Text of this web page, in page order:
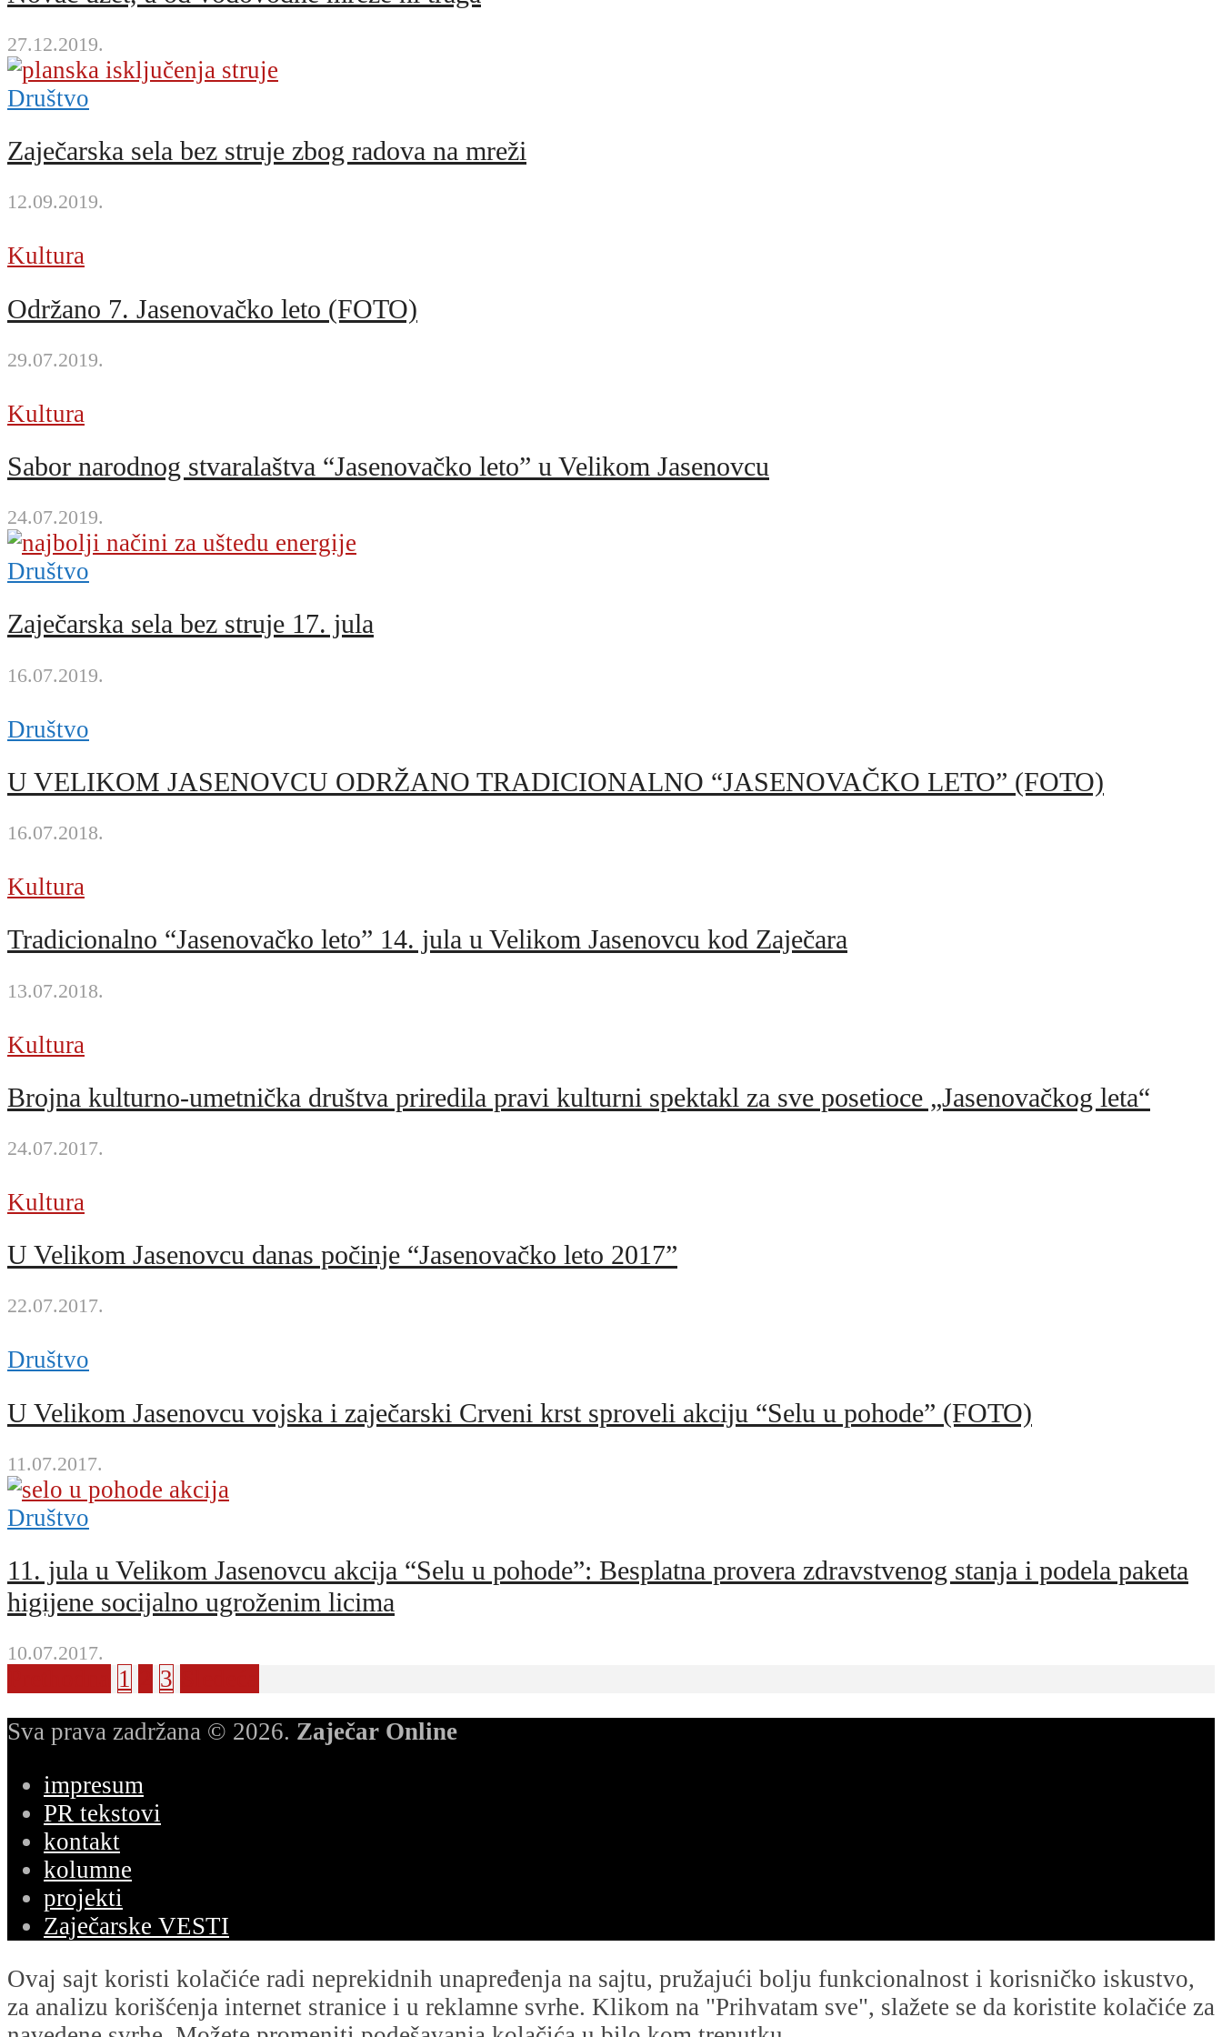
27.12.2019.
Društvo
Zaječarska sela bez struje zbog radova na mreži
12.09.2019.
Kultura
Održano 7. Jasenovačko leto (FOTO)
29.07.2019.
Kultura
Sabor narodnog stvaralaštva “Jasenovačko leto” u Velikom Jasenovcu
24.07.2019.
Društvo
Zaječarska sela bez struje 17. jula
16.07.2019.
Društvo
U VELIKOM JASENOVCU ODRŽANO TRADICIONALNO “JASENOVAČKO LETO” (FOTO)
16.07.2018.
Kultura
Tradicionalno “Jasenovačko leto” 14. jula u Velikom Jasenovcu kod Zaječara
13.07.2018.
Kultura
Brojna kulturno-umetnička društva priredila pravi kulturni spektakl za sve posetioce „Jasenovačkog leta“
24.07.2017.
Kultura
U Velikom Jasenovcu danas počinje “Jasenovačko leto 2017”
22.07.2017.
Društvo
U Velikom Jasenovcu vojska i zaječarski Crveni krst sproveli akciju “Selu u pohode” (FOTO)
11.07.2017.
Društvo
11. jula u Velikom Jasenovcu akcija “Selu u pohode”: Besplatna provera zdravstvenog stanja i podela paketa
higijene socijalno ugroženim licima
10.07.2017.
1 3
Sva prava zadržana © 2026. Zaječar Online
impresum
PR tekstovi
kontakt
kolumne
projekti
Zaječarske VESTI
Ovaj sajt koristi kolačiće radi neprekidnih unapređenja na sajtu, pružajući bolju funkcionalnost i korisničko iskustvo,
za analizu korišćenja internet stranice i u reklamne svrhe. Klikom na "Prihvatam sve", slažete se da koristite kolačiće za